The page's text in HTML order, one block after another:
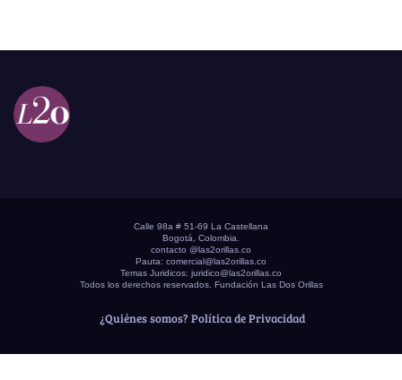
Calle 98a # 51-69 La Castellana
Bogotá, Colombia.
contacto @las2orillas.co
Pauta: comercial@las2orillas.co
Temas Juridicos: juridico@las2orillas.co
Todos los derechos reservados. Fundación Las Dos Orillas
¿Quiénes somos? Política de Privacidad